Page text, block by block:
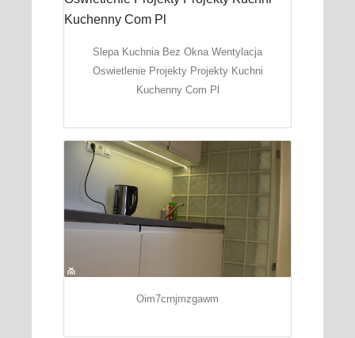
Slepa Kuchnia Bez Okna Wentylacja
Oswietlenie Projekty Projekty Kuchni
Kuchenny Com Pl
Oim7crnjmzgawm